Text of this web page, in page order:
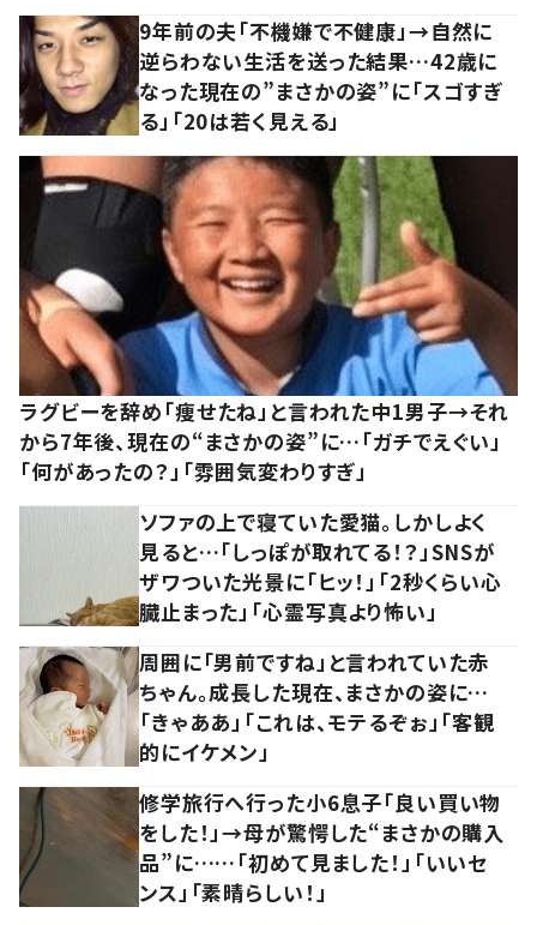
9年前の夫「不機嫌で不健康」→自然に
逆らわない生活を送った結果…42歳に
なった現在の”まさかの姿”に「スゴすぎ
る」「20は若く見える」
ラグビーを辞め「痩せたね」と言われた中1男子→それ
から7年後、現在の“まさかの姿”に…「ガチでえぐい」
「何があったの？」「雰囲気変わりすぎ」
ソファの上で寝ていた愛猫。しかしよく
見ると…「しっぽが取れてる！？」SNSが
ザワついた光景に「ヒッ！」「2秒くらい心
臓止まった」「心霊写真より怖い」
周囲に「男前ですね」と言われていた赤
ちゃん。成長した現在、まさかの姿に…
「きゃああ」「これは、モテるぞぉ」「客観
的にイケメン」
修学旅行へ行った小6息子「良い買い物
をした！」→母が驚愕した“まさかの購入
品”に……「初めて見ました！」「いいセ
ンス」「素晴らしい！」